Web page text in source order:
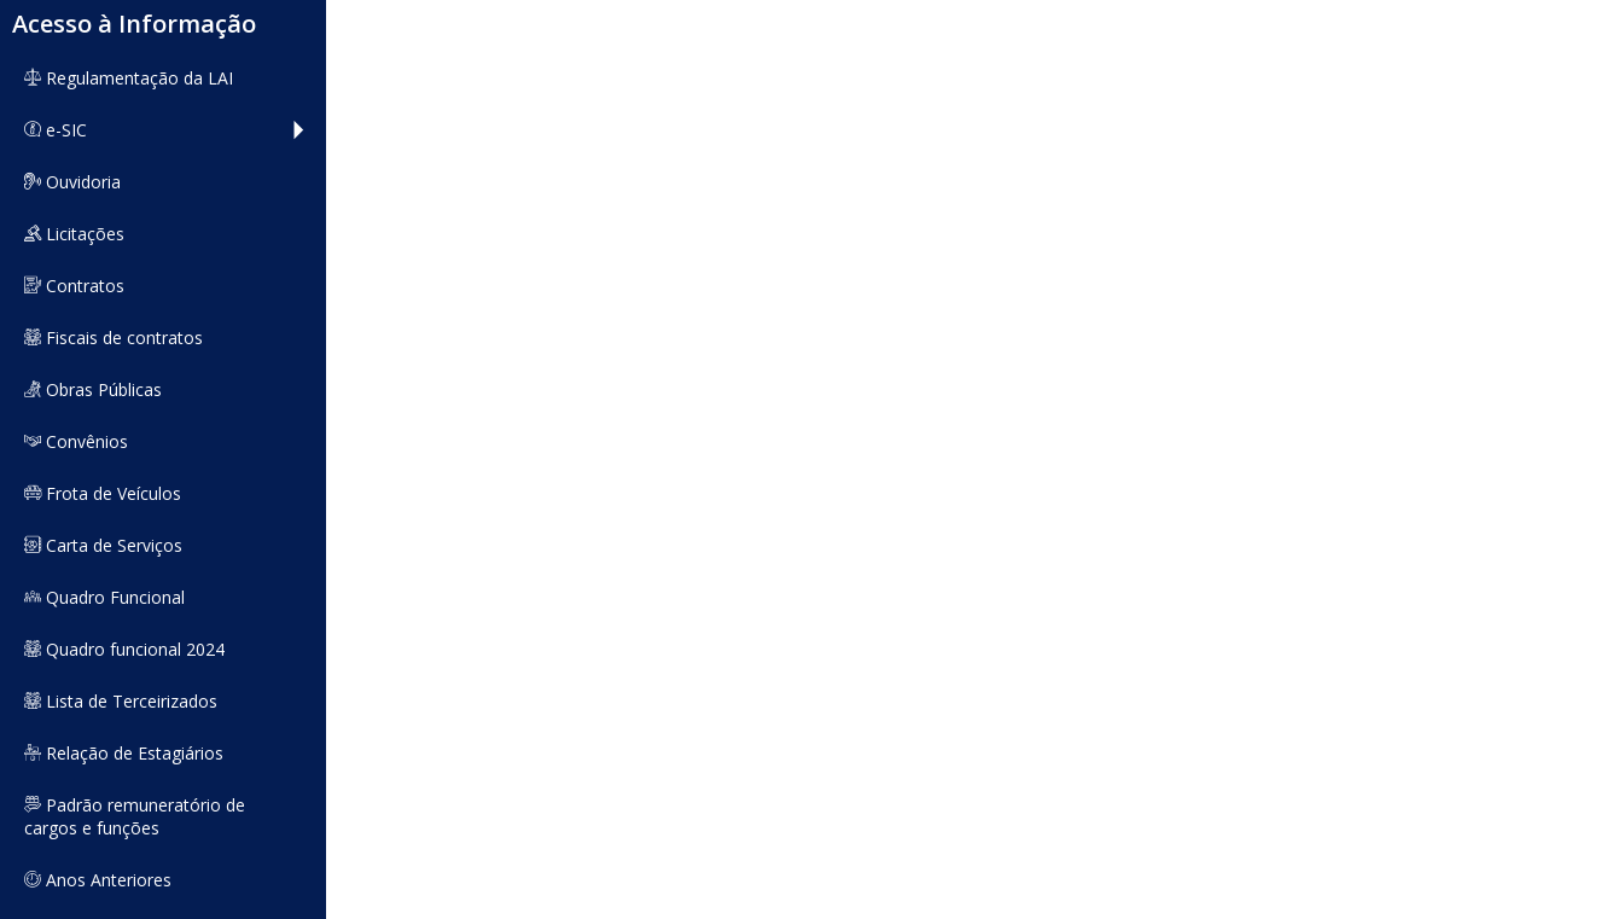
Acesso à Informação
Regulamentação da LAI
e-SIC
Ouvidoria
Licitações
Contratos
Fiscais de contratos
Obras Públicas
Convênios
Frota de Veículos
Carta de Serviços
Quadro Funcional
Quadro funcional 2024
Lista de Terceirizados
Relação de Estagiários
Padrão remuneratório de
cargos e funções
Anos Anteriores